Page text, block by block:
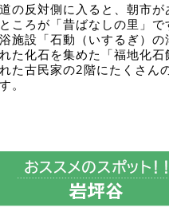
の反対側に入ると、朝市が
ころが「昔ばなしの里」で
施設「石動（いするぎ）の
た化石を集めた「福地化石
た古民家の2階にたくさん
。